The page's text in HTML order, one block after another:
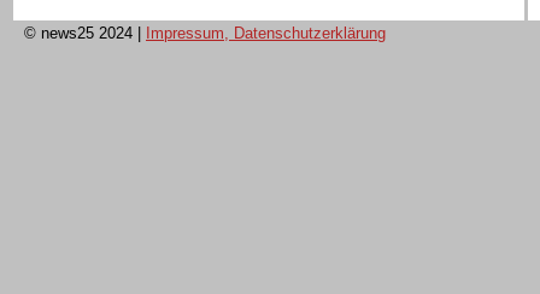
© news25 2024 Impressum, Datenschutzerklärung